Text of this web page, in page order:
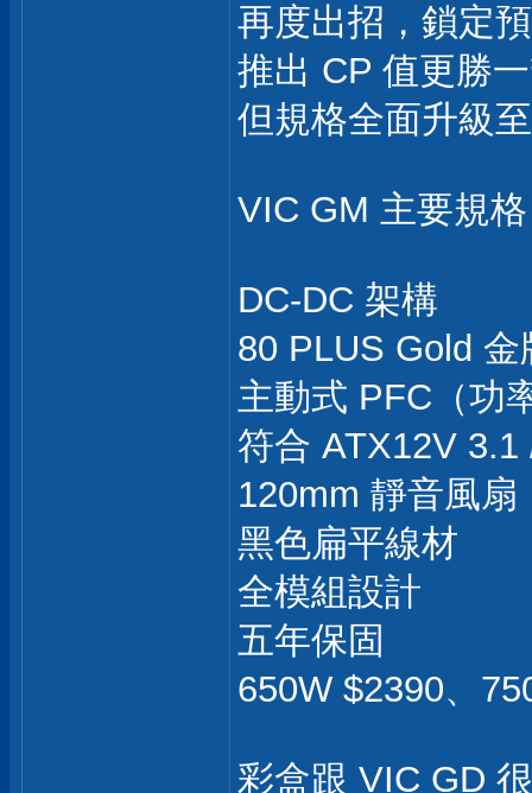
再度出招，鎖定
推出 CP 值更勝
但規格全面升級
VIC GM 主要規
DC-DC 架構
80 PLUS Gold 金
主動式 PFC（功
符合 ATX12V
120mm 靜音風扇
黑色扁平線材
全模組設計
五年保固
650W $2390、
彩盒跟 VIC GD